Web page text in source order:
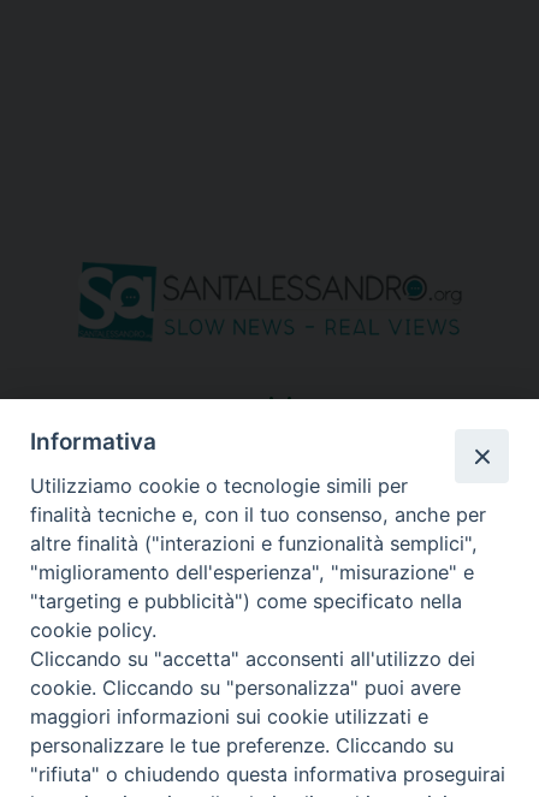
seguici su
Copyright © 2026 Diocesi di Bergamo - C. F. 01072200163 - Tutti i
Informativa
Utilizziamo cookie o tecnologie simili per
finalità tecniche e, con il tuo consenso, anche per
altre finalità ("interazioni e funzionalità semplici",
"miglioramento dell'esperienza", "misurazione" e
"targeting e pubblicità") come specificato nella
cookie policy.
Cliccando su "accetta" acconsenti all'utilizzo dei
cookie. Cliccando su "personalizza" puoi avere
maggiori informazioni sui cookie utilizzati e
personalizzare le tue preferenze. Cliccando su
"rifiuta" o chiudendo questa informativa proseguirai